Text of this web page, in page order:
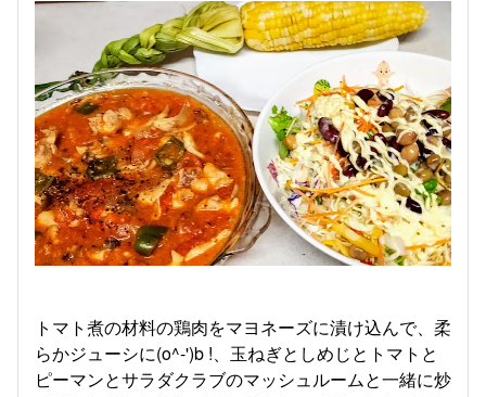
トマト煮の材料の鶏肉をマヨネーズに漬け込んで、柔
らかジューシに(o^-')b !、玉ねぎとしめじとトマトと
ピーマンとサラダクラブのマッシュルームと一緒に炒